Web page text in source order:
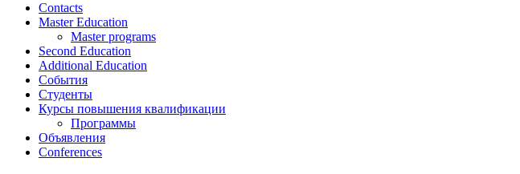
Contacts
Master Education
Master programs
Second Education
Additional Education
События
Студенты
Курсы повышения квалификации
Программы
Объявления
Conferences